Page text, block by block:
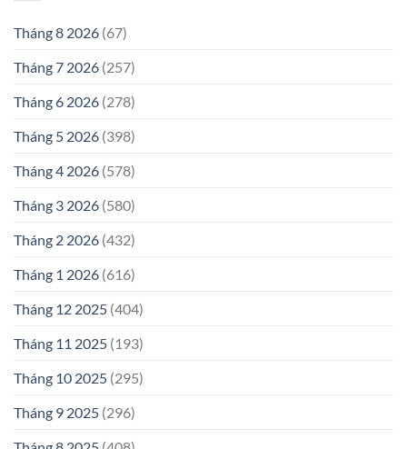
Tháng 8 2026 (67)
Tháng 7 2026 (257)
Tháng 6 2026 (278)
Tháng 5 2026 (398)
Tháng 4 2026 (578)
Tháng 3 2026 (580)
Tháng 2 2026 (432)
Tháng 1 2026 (616)
Tháng 12 2025 (404)
Tháng 11 2025 (193)
Tháng 10 2025 (295)
Tháng 9 2025 (296)